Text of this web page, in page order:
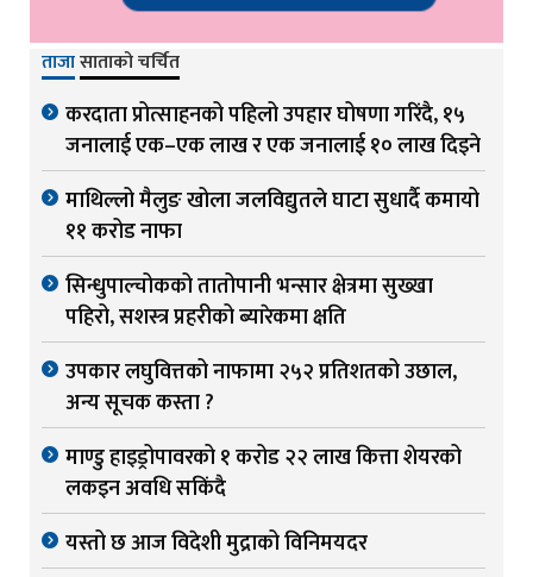
ताजासाताको चर्चित
करदाता प्रोत्साहनको पहिलो उपहार घोषणा गरिंदै, १५
जनालाई एक–एक लाख र एक जनालाई १० लाख दिइने
माथिल्लो मैलुङ खोला जलविद्युतले घाटा सुधार्दै कमायो
११ करोड नाफा
सिन्धुपाल्चोकको तातोपानी भन्सार क्षेत्रमा सुख्खा
पहिरो, सशस्त्र प्रहरीको ब्यारेकमा क्षति
उपकार लघुवित्तको नाफामा २५२ प्रतिशतको उछाल,
अन्य सूचक कस्ता ?
माण्डु हाइड्रोपावरको १ करोड २२ लाख कित्ता शेयरको
लकइन अवधि सकिंदै
यस्तो छ आज विदेशी मुद्राको विनिमयदर